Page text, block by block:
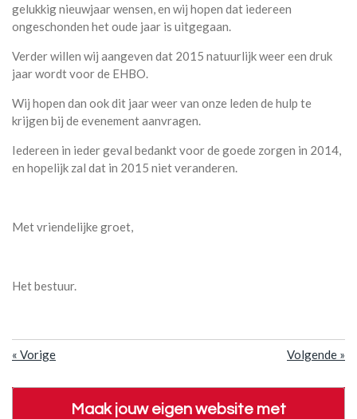
gelukkig nieuwjaar wensen, en wij hopen dat iedereen
ongeschonden het oude jaar is uitgegaan.
Verder willen wij aangeven dat 2015 natuurlijk weer een druk
jaar wordt voor de EHBO.
Wij hopen dan ook dit jaar weer van onze leden de hulp te
krijgen bij de evenement aanvragen.
Iedereen in ieder geval bedankt voor de goede zorgen in 2014,
en hopelijk zal dat in 2015 niet veranderen.
Met vriendelijke groet,
Het bestuur.
« Vorige Volgende »
Maak jouw eigen website met